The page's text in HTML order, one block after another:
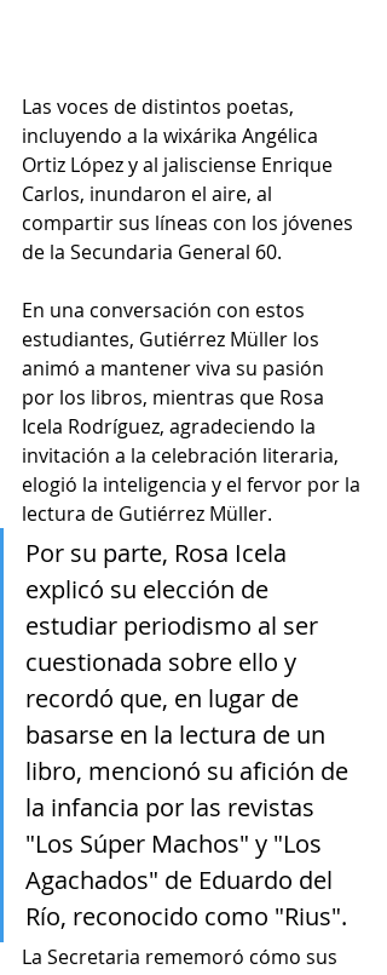
Las voces de distintos poetas,
incluyendo a la wixárika Angélica
Ortiz López y al jalisciense Enrique
Carlos, inundaron el aire, al
compartir sus líneas con los jóvenes
de la Secundaria General 60.
En una conversación con estos
estudiantes, Gutiérrez Müller los
animó a mantener viva su pasión
por los libros, mientras que Rosa
Icela Rodríguez, agradeciendo la
invitación a la celebración literaria,
elogió la inteligencia y el fervor por la
lectura de Gutiérrez Müller.
Por su parte, Rosa Icela
explicó su elección de
estudiar periodismo al ser
cuestionada sobre ello y
recordó que, en lugar de
basarse en la lectura de un
libro, mencionó su afición de
la infancia por las revistas
"Los Súper Machos" y "Los
Agachados" de Eduardo del
Río, reconocido como "Rius".
La Secretaria rememoró cómo sus